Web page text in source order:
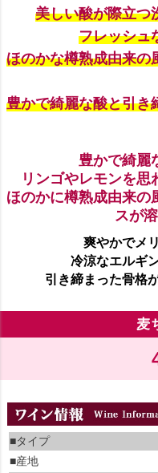
美しい酸が際立つ
フレッシュ
ほのかな樽熟成由来の
豊かで綺麗な酸と引き
豊かで綺麗
リンゴやレモンを思
ほのかに樽熟成由来の
スが
爽やかでメ
冷涼なエルギ
引き締まった骨格
麦
■タイプ
■産地